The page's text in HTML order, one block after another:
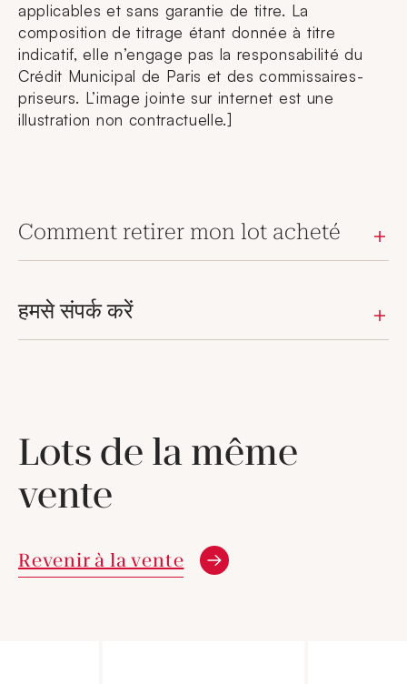
applicables et sans garantie de titre. La
composition de titrage étant donnée à titre
indicatif, elle n’engage pas la responsabilité du
Crédit Municipal de Paris et des commissaires-
priseurs. L’image jointe sur internet est une
illustration non contractuelle.]
Comment retirer mon lot acheté
हमसे संपर्क करें
Lots de la même
vente
Revenir à la vente